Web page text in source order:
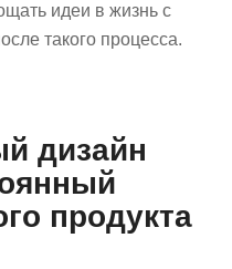
идеи в жизнь с
такого процесса.
дизайн
продукта